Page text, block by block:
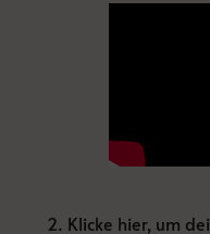
2. Klicke hier, um